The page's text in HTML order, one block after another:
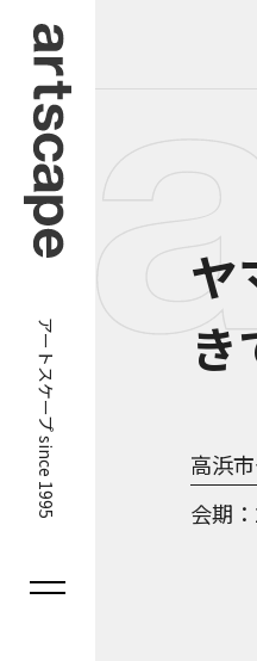
アートスケープ since 1995
高浜
会期